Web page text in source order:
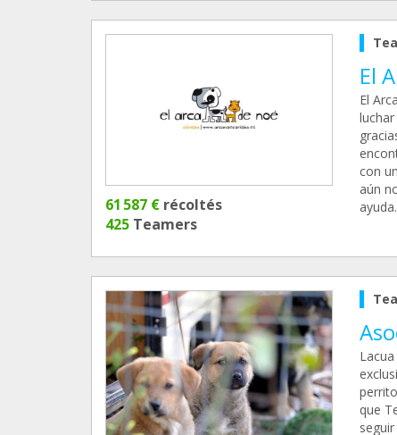
61 587 € récoltés
425 Teamers
El
El
con
aún
ayuda.
que